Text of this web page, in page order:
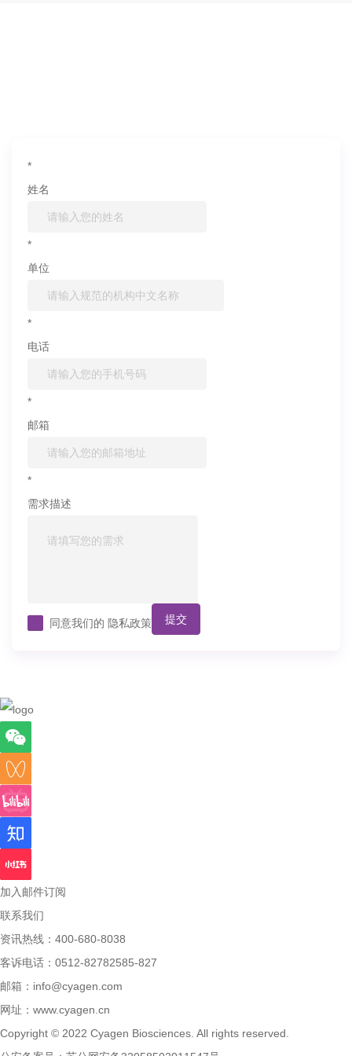
*
姓名
*
单位
*
电话
*
邮箱
*
需求描述
同意我们的 隐私政策 提交
加入邮件订阅
联系我们
资讯热线：400-680-8038
客诉电话：0512-82782585-827
邮箱： info@cyagen.com
网址： www.cyagen.cn
Copyright © 2022 Cyagen Biosciences. All rights reserved.